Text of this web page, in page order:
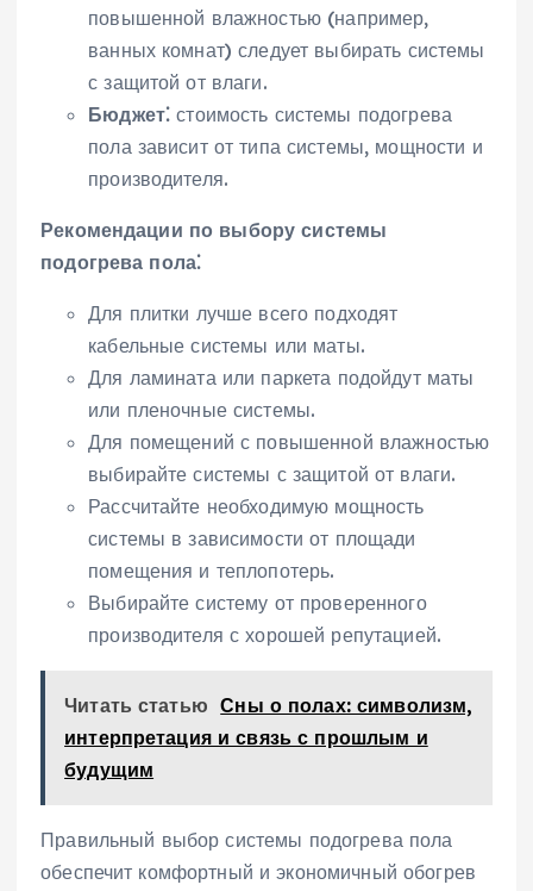
повышенной влажностью (например‚
ванных комнат) следует выбирать системы
с защитой от влаги.
Бюджет⁚ стоимость системы подогрева
пола зависит от типа системы‚ мощности и
производителя.
Рекомендации по выбору системы
подогрева пола⁚
Для плитки лучше всего подходят
кабельные системы или маты.
Для ламината или паркета подойдут маты
или пленочные системы.
Для помещений с повышенной влажностью
выбирайте системы с защитой от влаги.
Рассчитайте необходимую мощность
системы в зависимости от площади
помещения и теплопотерь.
Выбирайте систему от проверенного
производителя с хорошей репутацией.
Читать статью Сны о полах: символизм,
интерпретация и связь с прошлым и
будущим
Правильный выбор системы подогрева пола
обеспечит комфортный и экономичный обогрев